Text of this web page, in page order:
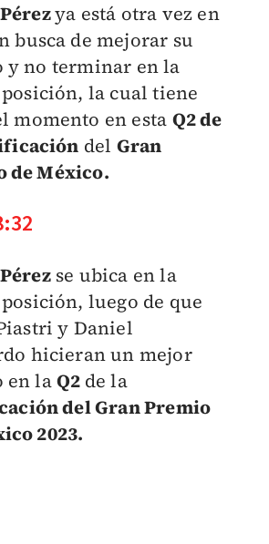
Pérezya está otra vez en
busca de mejorar su
y no terminar en la
la cual tiene
momento en esta Q2 de
del Gran
de México.
Pérezse ubica en la
luego de que
y Daniel
hicieran un mejor
en laQ2 de la
del Gran Premio
2023.